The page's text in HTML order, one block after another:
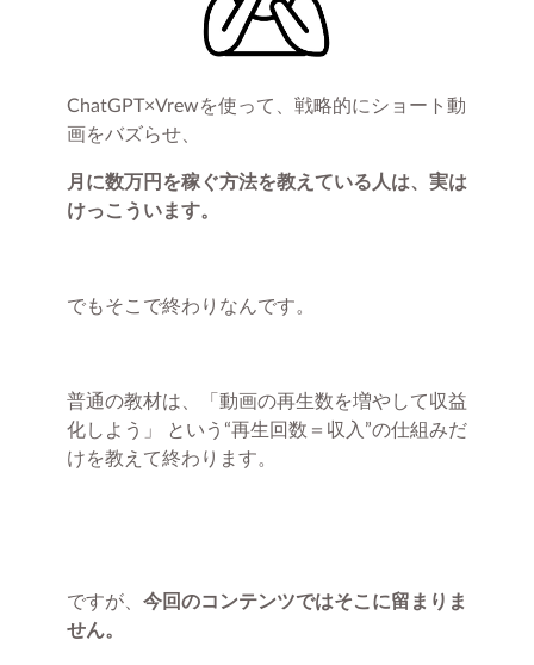
ChatGPT×Vrewを使って、戦略的にショート動
画をバズらせ、
月に数万円を稼ぐ方法を教えている人は、実は
けっこういます。
でもそこで終わりなんです。
普通の教材は、「動画の再生数を増やして収益
化しよう」 という“再生回数＝収入”の仕組みだ
けを教えて終わります。
ですが、 今回のコンテンツではそこに留まりま
せん。